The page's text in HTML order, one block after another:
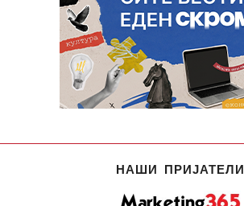
НАШИ ПРИЈАТЕЛИ